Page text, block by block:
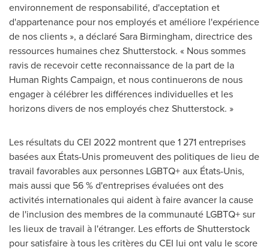
environnement de responsabilité, d'acceptation et
d'appartenance pour nos employés et améliore l'expérience
de nos clients », a déclaréSara Birmingham, directrice des
ressources humaines chez Shutterstock. « Nous sommes
ravis de recevoir cette reconnaissance de la part de la
Human Rights Campaign, et nous continuerons de nous
engager à célébrer les différences individuelles et les
horizons divers de nos employés chez Shutterstock. »
Les résultats du CEI 2022 montrent que 1 271 entreprises
basées aux États-Unis promeuvent des politiques de lieu de
travail favorables aux personnes LGBTQ+ aux États-Unis,
mais aussi que 56 % d'entreprises évaluées ont des
activités internationales qui aident à faire avancer la cause
de l'inclusion des membres de la communauté LGBTQ+ sur
les lieux de travail à l'étranger. Les efforts de Shutterstock
pour satisfaire à tous les critères du CEI lui ont valu le score